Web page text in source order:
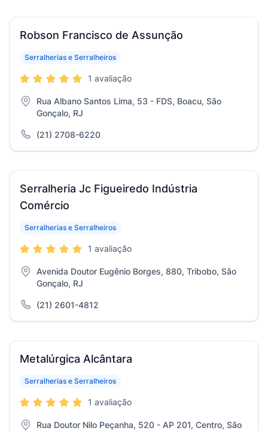
Robson Francisco de Assunção
Serralherias e Serralheiros
1 avaliação
Rua Albano Santos Lima, 53 - FDS, Boacu, São
Gonçalo, RJ
(21) 2708-6220
Serralheria Jc Figueiredo Indústria
Comércio
Serralherias e Serralheiros
1 avaliação
Avenida Doutor Eugênio Borges, 880, Tribobo, São
Gonçalo, RJ
(21) 2601-4812
Metalúrgica Alcântara
Serralherias e Serralheiros
1 avaliação
Rua Doutor Nilo Peçanha, 520 - AP 201, Centro, São